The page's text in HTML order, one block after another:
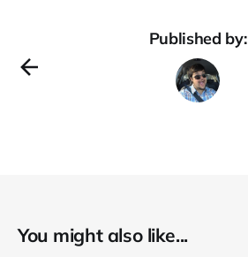
Published by:
You might also like...